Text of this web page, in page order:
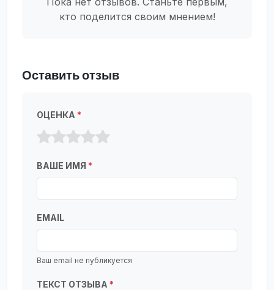
кто поделится своим мнением!
Оставить отзыв
ОЦЕНКА *
ВАШЕ ИМЯ *
EMAIL
Ваш email не публикуется
ТЕКСТ ОТЗЫВА *